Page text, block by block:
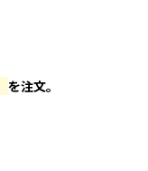
を注文。